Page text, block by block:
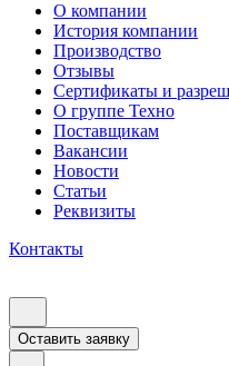
О компании
История компании
Производство
Отзывы
Сертификаты и
О группе Техно
Поставщикам
Вакансии
Новости
Статьи
Реквизиты
Контакты
Оставить заявку